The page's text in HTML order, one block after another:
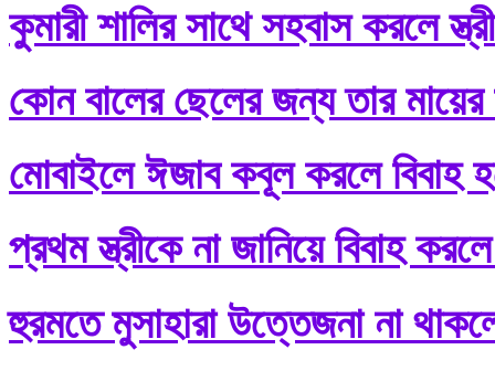
কুমারী শালির সাথে সহবাস করলে
কোন বালের ছেলের জন্য তার মায়ের
মোবাইলে ঈজাব কবূল করলে বিবাহ
প্রথম স্ত্রীকে না জানিয়ে বিবাহ
হুরমতে মুসাহারা উত্তেজনা না